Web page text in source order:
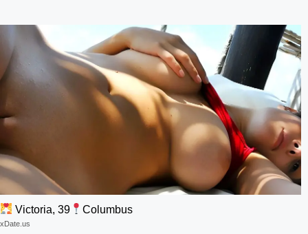
Victoria, 39 Columbus
xDate.us